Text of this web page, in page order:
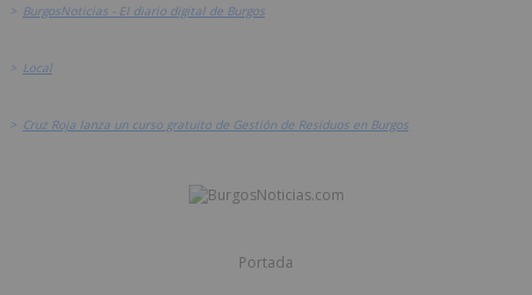
> BurgosNoticias - El diario digital de Burgos
> Local
> Cruz Roja lanza un curso gratuito de Gestión de Residuos en Burgos
Portada